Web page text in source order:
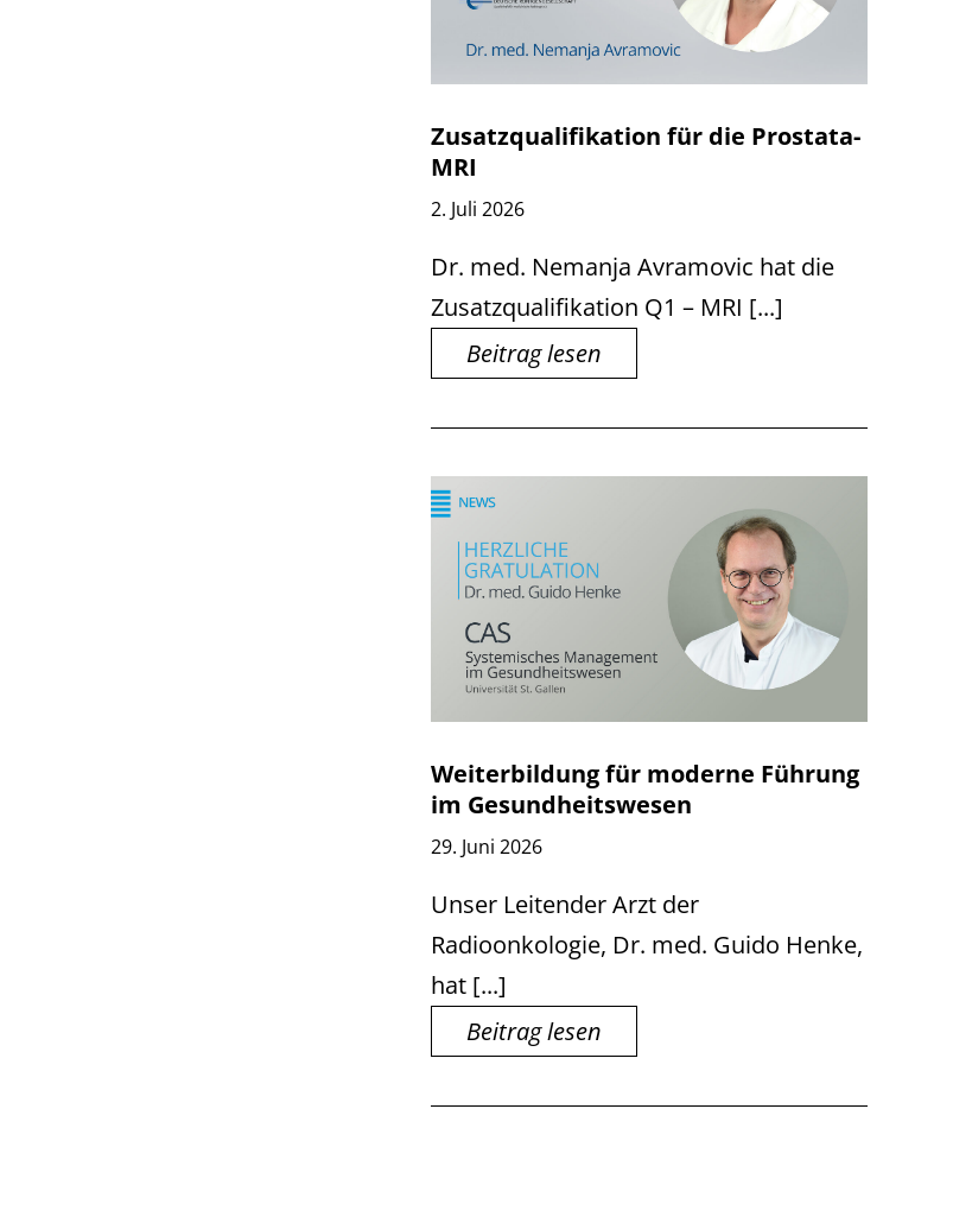
Zusatzqualifikation für die Prostata-
MRI
2. Juli 2026
Dr. med. Nemanja Avramovic hat die
Zusatzqualifikation Q1 – MRI [...]
Beitrag lesen
Weiterbildung für moderne Führung
im Gesundheitswesen
29. Juni 2026
Unser Leitender Arzt der
Radioonkologie, Dr. med. Guido Henke,
hat [...]
Beitrag lesen